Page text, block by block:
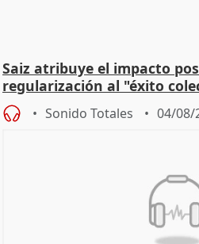
Saiz atribuye el impacto
regularización al "éxito
Sonido Totales 04/08/